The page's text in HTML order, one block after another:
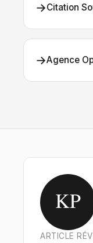
→Citation
→Agence
KP
ARTICLE